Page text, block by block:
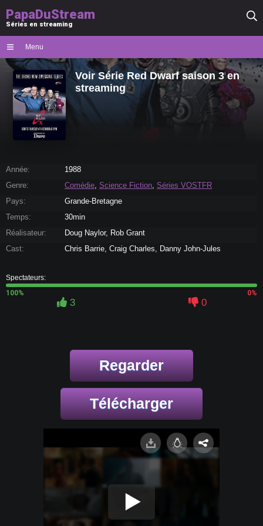
PapaDuStream
Séries en streaming
Menu
Voir Série Red Dwarf saison 3 en
streaming
Année:
1988
Genre:
Comédie, Science Fiction, Séries VOSTFR
Pays:
Grande-Bretagne
Temps:
30min
Réalisateur:
Doug Naylor, Rob Grant
Cast:
Chris Barrie, Craig Charles, Danny John-Jules
Spectateurs:
100%
0%
3 0
Regarder
Télécharger